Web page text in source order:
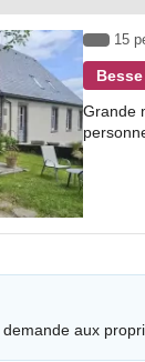
15
Grande
aux